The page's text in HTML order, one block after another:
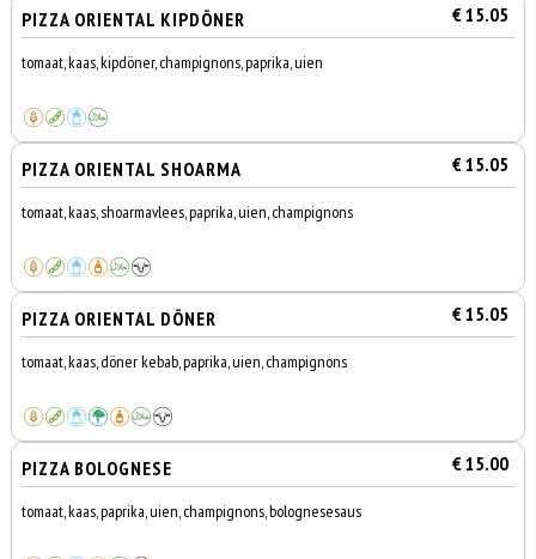
PIZZA ORIENTAL KIPDÖNER € 15.05
tomaat, kaas, kipdöner, champignons, paprika, uien
PIZZA ORIENTAL SHOARMA € 15.05
tomaat, kaas, shoarmavlees, paprika, uien, champignons
PIZZA ORIENTAL DÖNER € 15.05
tomaat, kaas, döner kebab, paprika, uien, champignons
PIZZA BOLOGNESE € 15.00
tomaat, kaas, paprika, uien, champignons, bolognesesaus